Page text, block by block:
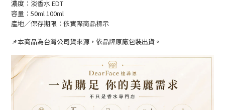
濃度：淡香水 EDT
容量：50ml 100ml
產地／保存期限：依實際商品標示
📌本商品為台灣公司貨來源，依品牌原廠包裝出貨。